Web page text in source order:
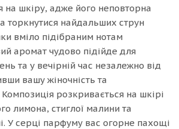
на шкіру, адже його неповторна
торкнутися найдальших струн
вміло підібраним нотам
аромат чудово підійде для
та у вечірній час незалежно від
вашу жіночність та
Композиція розкривається на шкірі
лимона, стиглої малини та
У серці парфуму вас огорне пахощі